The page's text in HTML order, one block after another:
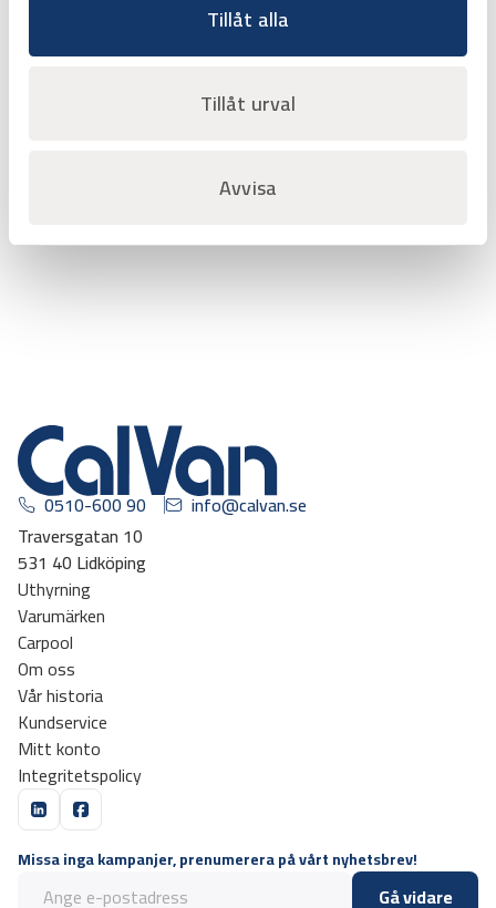
Tillåt alla
Tillåt urval
Avvisa
0510-600 90
info@calvan.se
Traversgatan 10
531 40 Lidköping
Uthyrning
Varumärken
Carpool
Om oss
Vår historia
Kundservice
Mitt konto
Integritetspolicy
Missa inga kampanjer, prenumerera på vårt nyhetsbrev!
Gå vidare